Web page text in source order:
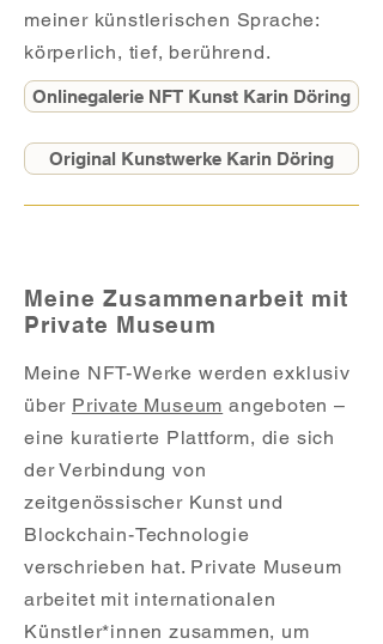
meiner künstlerischen Sprache:
körperlich, tief, berührend.
Onlinegalerie NFT Kunst Karin Döring
Original Kunstwerke Karin Döring
Meine Zusammenarbeit mit
Private Museum
Meine NFT-Werke werden exklusiv
über Private Museum angeboten –
eine kuratierte Plattform, die sich
der Verbindung von
zeitgenössischer Kunst und
Blockchain-Technologie
verschrieben hat. Private Museum
arbeitet mit internationalen
Künstler*innen zusammen, um